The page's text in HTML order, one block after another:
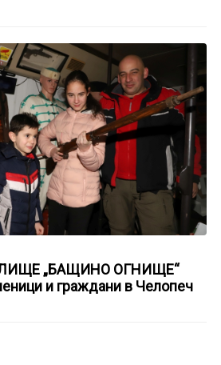
„БАЩИНО ОГНИЩЕ“
и граждани в Челопеч